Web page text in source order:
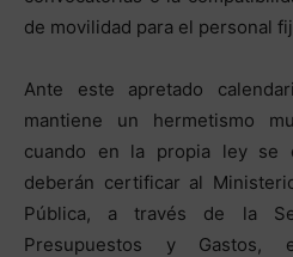
de movilidad para el personal
Ante este apretado
mantiene un hermetismo
cuando en la propia ley se
deberán certificar al
Pública, a través de la
Presupuestos y